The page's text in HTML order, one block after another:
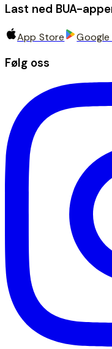
Last ned BUA-
App Store Google
Følg oss